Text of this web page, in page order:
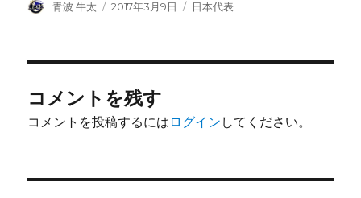
投
青波 牛太
投
2017年3月9日
カ
日本代表
コメントを残す
コメントを投稿するには ログイン してください。